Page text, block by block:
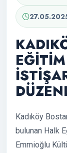
Kadıköy
bulunan Halk
Emmioğlu